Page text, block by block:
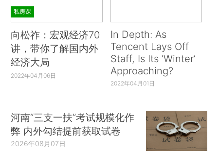
私房课
向松祚：宏观经济70
讲，带你了解国内外
经济大局
2022年04月06日
In Depth: As
Tencent Lays Off
Staff, Is Its ‘Winter’
Approaching?
2022年04月01日
河南“三支一扶”考试规模化作
弊 内外勾结提前获取试卷
2026年08月07日